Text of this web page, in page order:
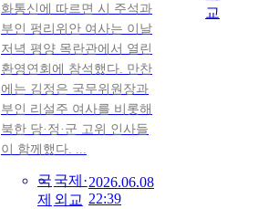
화통신에 따르면 시 주석과
부인 펑리위안 여사는 이날
저녁 평양 목란관에서 열린
환영연회에 참석했다. 만찬
에는 김정은 국무위원장과
부인 리설주 여사를 비롯해
북한 당·정·군 고위 인사들
이 함께했다. ...
국
제
국제·
외교
2026.06.08
22:39
교